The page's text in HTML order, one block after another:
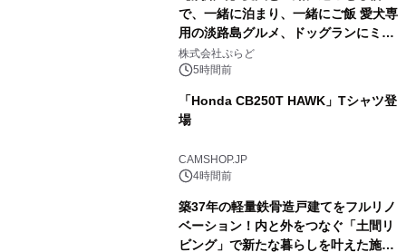
で、一緒に泊まり、一緒にご飯 愛犬専
用の淡路島グルメ、ドッグランにミニ
プール グランピングとトレーラーハウ
スの2施設で
株式会社ぷらど
5時間前
「Honda CB250T HAWK」Tシャツ登
場
CAMSHOP.JP
4時間前
築37年の軽量鉄骨造戸建てをフルリノ
ベーション！内と外をつなぐ「土間リ
ビング」で新たな暮らしを叶えた施工